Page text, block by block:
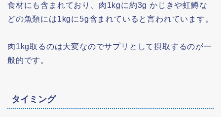
食材にも含まれており、肉1kgに約3g かじきや虹鱒な
どの魚類には1kgに5g含まれていると言われています。
肉1kg取るのは大変なのでサプリとして摂取するのが一
般的です。
タイミング